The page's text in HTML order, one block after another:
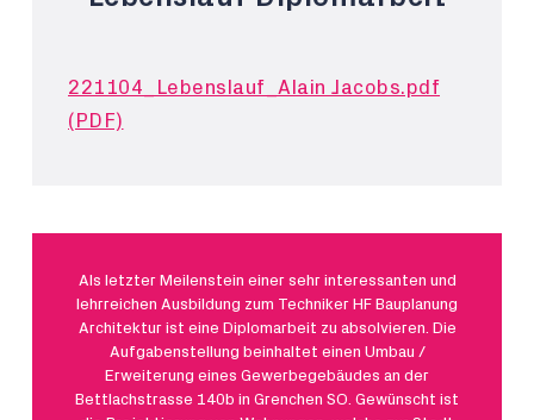
221104_Lebenslauf_Alain Jacobs.pdf
(PDF)
Als letzter Meilenstein einer sehr interessanten und
lehrreichen Ausbildung zum Techniker HF Bauplanung
Architektur ist eine Diplomarbeit zu absolvieren. Die
Aufgabenstellung beinhaltet einen Umbau /
Erweiterung eines Gewerbegebäudes an der
Bettlachstrasse 140b in Grenchen SO. Gewünscht ist